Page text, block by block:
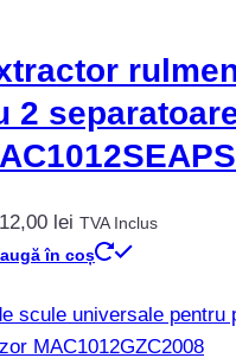
2
lei TVA Inclus
în coș